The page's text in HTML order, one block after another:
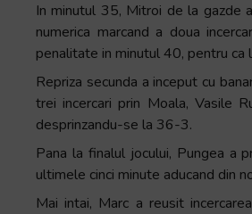
In minutul 35, Mitroi de la gazde
numerica marcand a doua
penalitate in minutul 40, pentru
Repriza secunda a inceput cu
trei incercari prin Moala, Vasile
desprinzandu-se la 36-3.
Pana la finalul jocului, Pungea a
ultimele cinci minute aducand din
Mai intai, Marc a reusit